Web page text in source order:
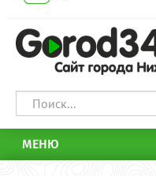
МЕНЮ